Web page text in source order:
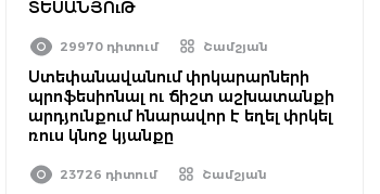
ՏԵՍԱՆՅՈւԹ
29970 դիտում Շամշյան
Ստեփանավանում փրկարարների
պրոֆեսիոնալ ու ճիշտ աշխատանքի
արդյունքում հնարավոր է եղել փրկել
ռուս կնոջ կյանքը
23726 դիտում Շամշյան